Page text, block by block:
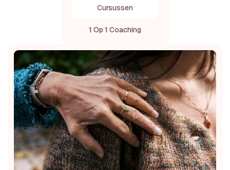
pakketen
Cursussen
1 Op 1 Coaching